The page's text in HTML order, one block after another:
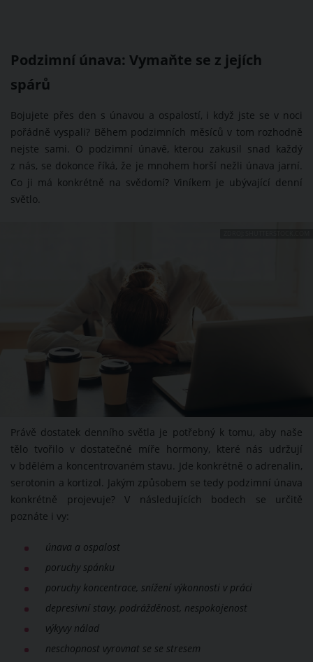
Podzimní únava: Vymaňte se z jejích
spárů
Bojujete přes den s únavou a ospalostí, i když jste se v noci
pořádně vyspali? Během podzimních měsíců v tom rozhodně
nejste sami. O podzimní únavě, kterou zakusil snad každý
z nás, se dokonce říká, že je mnohem horší nežli únava jarní.
Co ji má konkrétně na svědomí? Viníkem je ubývající denní
světlo.
Právě dostatek denního světla je potřebný k tomu, aby naše
tělo tvořilo v dostatečné míře hormony, které nás udržují
v bdělém a koncentrovaném stavu. Jde konkrétně o adrenalin,
serotonin a kortizol. Jakým způsobem se tedy podzimní únava
konkrétně projevuje? V následujících bodech se určitě
poznáte i vy:
únava a ospalost
poruchy spánku
poruchy koncentrace, snížení výkonnosti v práci
depresivní stavy, podrážděnost, nespokojenost
výkyvy nálad
neschopnost vyrovnat se se stresem